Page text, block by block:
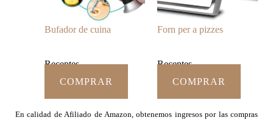
Bufador de cuina
Receptes
COMPRAR
Forn per a pizzes
Receptes
COMPRAR
En calidad de Afiliado de Amazon, obtenemos ingresos por las compras